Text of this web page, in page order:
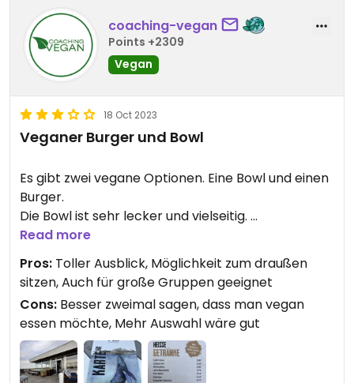
coaching-vegan
Points +2309
Vegan
18 Oct 2023
Veganer Burger und Bowl
Es gibt zwei vegane Optionen. Eine Bowl und einen
Burger.
Die Bowl ist sehr lecker und vielseitig.
September 2023: Wir waren erneut dort. Der
Burger war sehr fettig. Daher nun 3 statt
ursprünglich 4 Sterne.
Updated from previous review on 2023-09-26
Read more
Pros: Toller Ausblick, Möglichkeit zum draußen
sitzen, Auch für große Gruppen geeignet
Cons: Besser zweimal sagen, dass man vegan
essen möchte, Mehr Auswahl wäre gut